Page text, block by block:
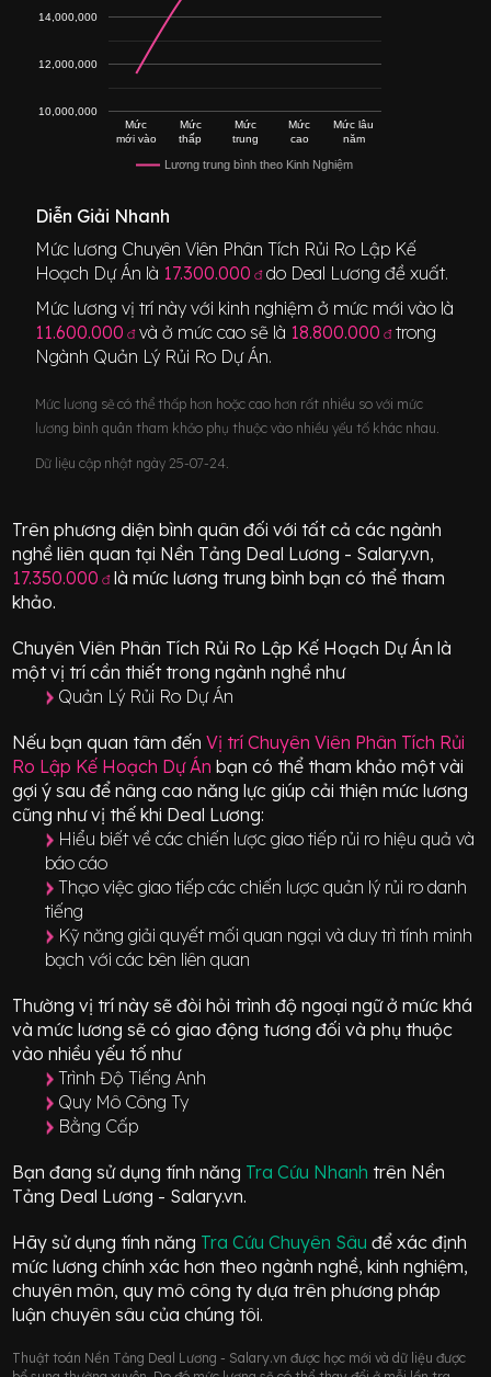
Lương trung bình theo Kinh Nghiệm
Mức
mới vào
Mức
thấp
Mức
trung
Mức
cao
Mức lâu
năm
10,000,000
12,000,000
14,000,000
Diễn Giải Nhanh
Mức lương Chuyên Viên Phân Tích Rủi Ro Lập Kế
Hoạch Dự Án là 17.300.000 đdo Deal Lương đề xuất.
Mức lương vị trí này với kinh nghiệm ở mức mới vào là
11.600.000 đ và ở mức cao sẽ là 18.800.000 đ trong
Ngành Quản Lý Rủi Ro Dự Án.
Mức lương sẽ có thể thấp hơn hoặc cao hơn rất nhiều so với mức
lương bình quân tham khảo phụ thuộc vào nhiều yếu tố khác nhau.
Dữ liệu cập nhật ngày 25-07-24.
Trên phương diện bình quân đối với tất cả các ngành
nghề liên quan tại Nền Tảng Deal Lương - Salary.vn,
17.350.000 đlà mức lương trung bình bạn có thể tham
khảo.
Chuyên Viên Phân Tích Rủi Ro Lập Kế Hoạch Dự Án là
một vị trícần thiết trong ngành nghề như
Quản Lý Rủi Ro Dự Án
Nếu bạn quan tâm đến Vị tríChuyên Viên Phân Tích Rủi
Ro Lập Kế Hoạch Dự Án bạn có thể tham khảo một vài
gợi ý sau để nâng cao năng lực giúp cải thiện mức lương
cũng như vị thế khi Deal Lương:
Hiểu biết về các chiến lược giao tiếp rủi ro hiệu quả và
báo cáo
Thạo việc giao tiếp các chiến lược quản lý rủi ro danh
tiếng
Kỹ năng giải quyết mối quan ngại và duy trì tính minh
bạch với các bên liên quan
Thường vị trí này sẽ đòi hỏi trình độ ngoại ngữ ở mứckhá
và mức lương sẽ có giao động tương đối và phụ thuộc
vào nhiều yếu tố như
Trình Độ Tiếng Anh
Quy Mô Công Ty
Bằng Cấp
Bạn đang sử dụng tính năng Tra Cứu Nhanh trên Nền
Tảng Deal Lương - Salary.vn.
Hãy sử dụng tính năng Tra Cứu Chuyên Sâuđể xác định
mức lương chính xác hơn theo ngành nghề, kinh nghiệm,
chuyên môn, quy mô công ty dựa trên phương pháp
luận chuyên sâu của chúng tôi.
Thuật toán Nền Tảng Deal Lương - Salary.vn được học mới và dữ liệu được